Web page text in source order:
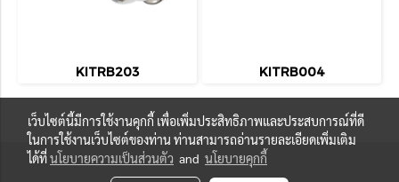
KITRB203 KITRB004
เว็บไซต์นี้มีการใช้งานคุกกี้ เพื่อเพิ่มประสิทธิภาพและประสบการณ์ที่ดี
ในการใช้งานเว็บไซต์ของท่าน ท่านสามารถอ่านรายละเอียดเพิ่มเติม
ได้ที่นโยบายความเป็นส่วนตัว and นโยบายคุกกี้